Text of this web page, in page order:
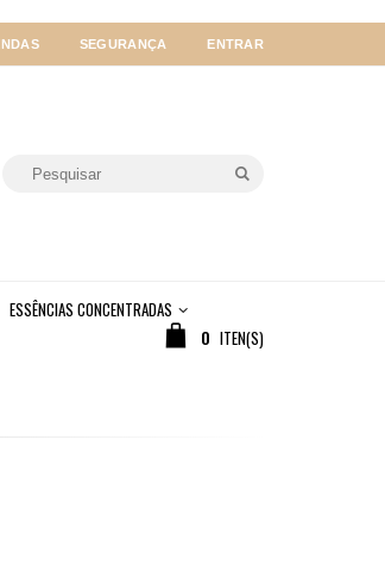
SEGURANÇA ENTRAR
ESSÊNCIAS CONCENTRADAS
0 ITEN(S)